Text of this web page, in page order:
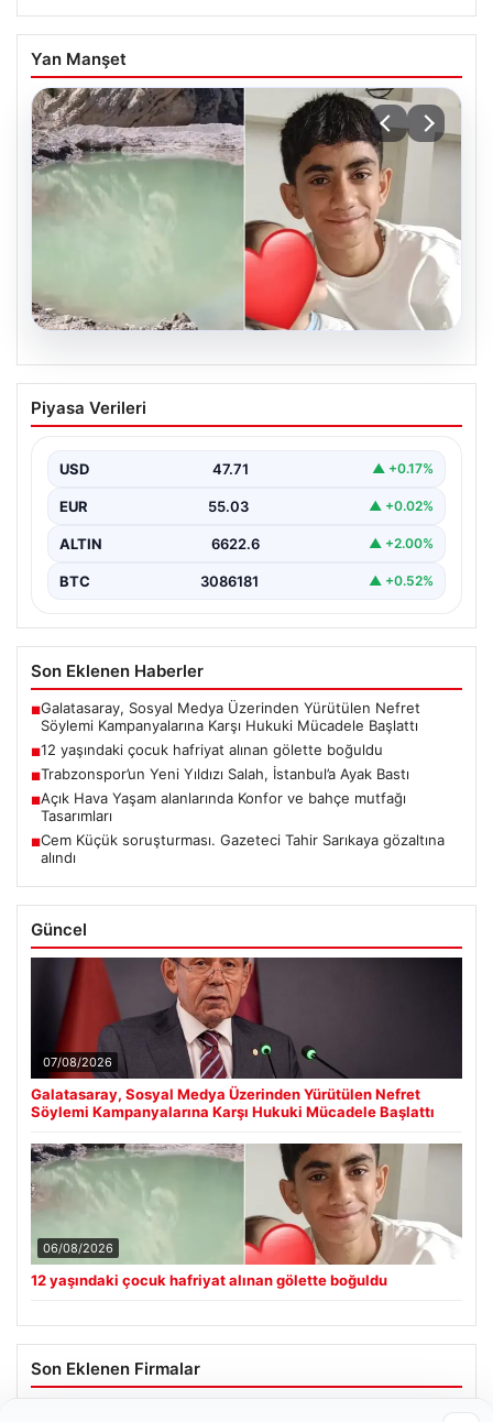
Yan Manşet
12 yaşındaki çocuk hafriyat alınan
gölette boğuldu
Boğuldu”, “content”: “ Erzurum’un Oltu ilçesinde
gerçekleşen…
Piyasa Verileri
USD 47.71 ▲ +0.17%
EUR 55.03 ▲ +0.02%
ALTIN 6622.6 ▲ +2.00%
BTC 3086181 ▲ +0.52%
Son Eklenen Haberler
■Galatasaray, Sosyal Medya Üzerinden Yürütülen Nefret
Söylemi Kampanyalarına Karşı Hukuki Mücadele Başlattı
■12 yaşındaki çocuk hafriyat alınan gölette boğuldu
■Trabzonspor’un Yeni Yıldızı Salah, İstanbul’a Ayak Bastı
■Açık Hava Yaşam alanlarında Konfor ve bahçe mutfağı
Tasarımları
■Cem Küçük soruşturması. Gazeteci Tahir Sarıkaya gözaltına
alındı
Güncel
07/08/2026
Galatasaray, Sosyal Medya Üzerinden Yürütülen Nefret
Söylemi Kampanyalarına Karşı Hukuki Mücadele Başlattı
06/08/2026
12 yaşındaki çocuk hafriyat alınan gölette boğuldu
Son Eklenen Firmalar